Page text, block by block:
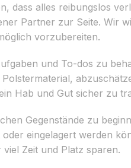
dass alles reibungslos
Partner zur Seite. Wir
vorzubereiten.
und To-dos zu
Hab und Gut sicher zu
Gegenstände zu
eingelagert werden
Zeit und Platz sparen.